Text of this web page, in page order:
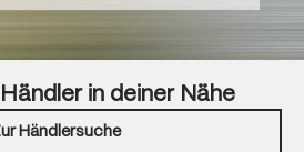
in deiner Nähe
Händlersuche